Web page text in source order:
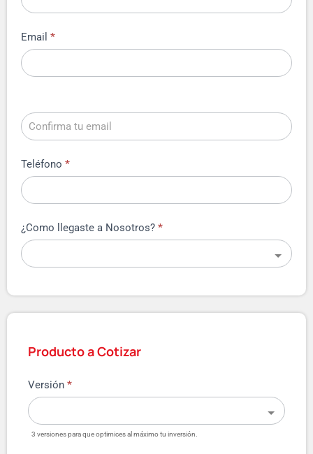
Email *
Teléfono *
¿Como llegaste a Nosotros? *
Producto a Cotizar
Versión *
3 versiones para que optimices al máximo tu inversión.